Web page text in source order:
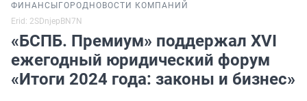
ФИНАНСЫ ГОРОД НОВОСТИ КОМПАНИЙ
Erid: 2SDnjepBN7N
«БСПБ. Премиум» поддержал ХVI
ежегодный юридический форум
«Итоги 2024 года: законы и бизнес»